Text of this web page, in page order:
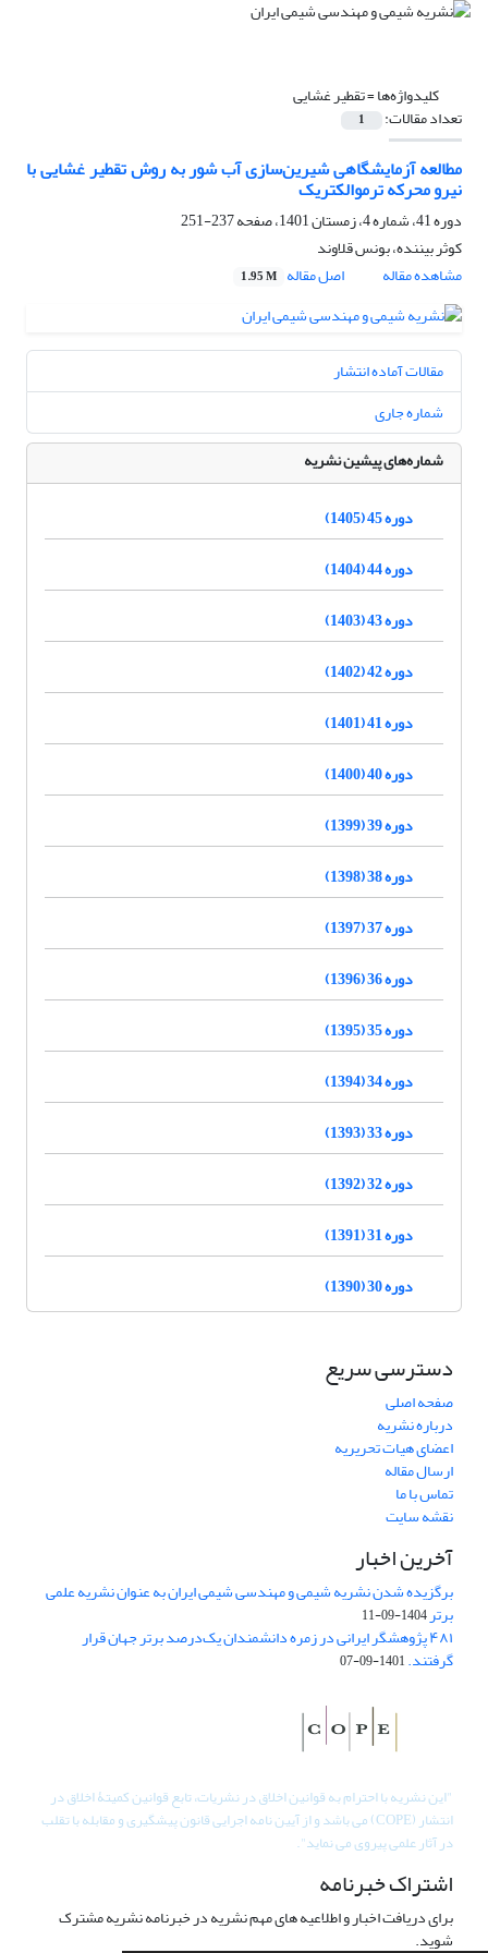
کلیدواژه‌ها =تقطیر غشایی
تعداد مقالات: 1
مطالعه آزمایشگاهی شیرین‌سازی آب شور به روش تقطیر غشایی با
نیرو محرکه ترموالکتریک
دوره 41، شماره 4، زمستان 1401، صفحه
237-251
کوثر بیننده، بونس قلاوند
مشاهده مقاله
اصل مقاله 1.95 M
مقالات آماده انتشار
شماره جاری
شماره‌های پیشین نشریه
دوره 45 (1405)
دوره 44 (1404)
دوره 43 (1403)
دوره 42 (1402)
دوره 41 (1401)
دوره 40 (1400)
دوره 39 (1399)
دوره 38 (1398)
دوره 37 (1397)
دوره 36 (1396)
دوره 35 (1395)
دوره 34 (1394)
دوره 33 (1393)
دوره 32 (1392)
دوره 31 (1391)
دوره 30 (1390)
دسترسی سریع
صفحه اصلی
درباره نشریه
اعضای هیات تحریریه
ارسال مقاله
تماس با ما
نقشه سایت
آخرین اخبار
برگزیده شدن نشریه شیمی و مهندسی شیمی ایران به عنوان نشریه علمی
برتر1404-09-11
۴۸۱ پژوهشگر ایرانی در زمره دانشمندان یک‌درصد برتر جهان قرار
گرفتند.1401-09-07
"این نشریه با احترام به قوانین اخلاق در نشریات، تابع قوانین کمیتۀ اخلاق در
انتشار (COPE) می باشد و از آیین نامه اجرایی قانون پیشگیری و مقابله با تقلب
در آثار علمی پیروی می نماید".
اشتراک خبرنامه
برای دریافت اخبار و اطلاعیه های مهم نشریه در خبرنامه نشریه مشترک
شوید.